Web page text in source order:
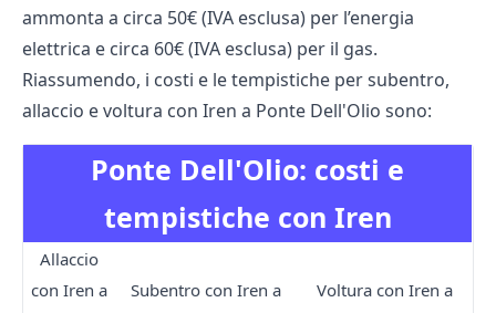
ammonta a circa 50€ (IVA esclusa) per l’energia
elettrica e circa 60€ (IVA esclusa) per il gas.
Riassumendo, i costi e le tempistiche per subentro,
allaccio e voltura con Iren a Ponte Dell'Olio sono:
Ponte Dell'Olio: costi e
tempistiche con Iren
Allaccio
con Iren a
Subentro con Iren a
Voltura con Iren a